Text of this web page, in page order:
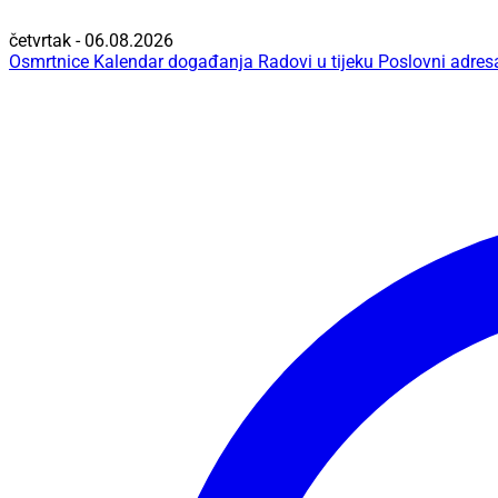
četvrtak - 06.08.2026
Osmrtnice Kalendar događanja Radovi u tijeku Poslovni